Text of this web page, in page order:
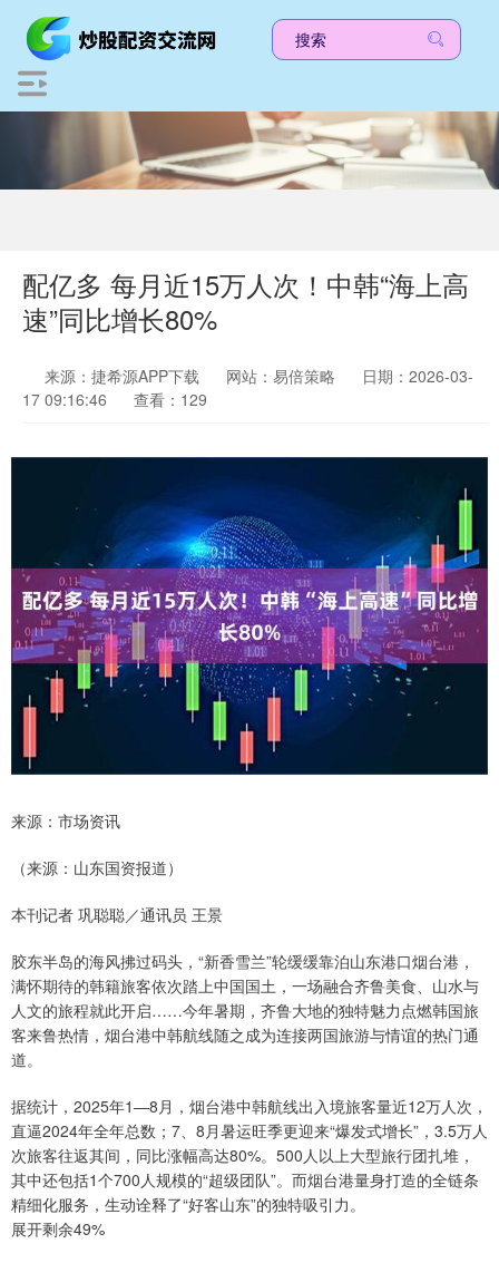
配亿多 每月近15万人次！中韩“海上高
速”同比增长80%
来源：捷希源APP下载 网站：易倍策略
日期：2026-03-
17 09:16:46
查看：129
来源：市场资讯
（来源：山东国资报道）
本刊记者 巩聪聪／通讯员 王景
胶东半岛的海风拂过码头，“新香雪兰”轮缓缓靠泊山东港口烟台港，
满怀期待的韩籍旅客依次踏上中国国土，一场融合齐鲁美食、山水与
人文的旅程就此开启……今年暑期，齐鲁大地的独特魅力点燃韩国旅
客来鲁热情，烟台港中韩航线随之成为连接两国旅游与情谊的热门通
道。
据统计，2025年1—8月，烟台港中韩航线出入境旅客量近12万人次，
直逼2024年全年总数；7、8月暑运旺季更迎来“爆发式增长”，3.5万人
次旅客往返其间，同比涨幅高达80%。500人以上大型旅行团扎堆，
其中还包括1个700人规模的“超级团队”。而烟台港量身打造的全链条
精细化服务，生动诠释了“好客山东”的独特吸引力。
展开剩余49%